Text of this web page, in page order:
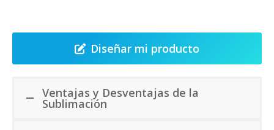
Diseñar mi producto
Ventajas y Desventajas de la
Sublimación